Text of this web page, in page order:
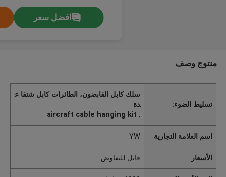
افضل سعر
منتوج وصف
تسليط الضوء:
سلك كابل القابضون، الطائرات كابل شنقا ع
دة
,
aircraft cable hanging kit
اسم العلامة التجارية YW
الأسعار قابل للتفاوض